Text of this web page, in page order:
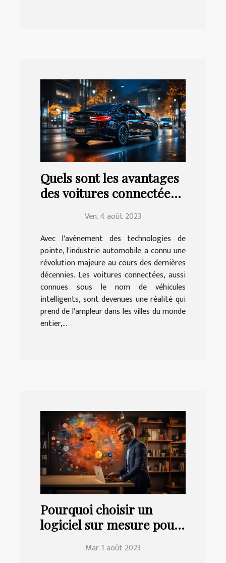
Quels sont les avantages
des voitures connectées
Ven. 4 août 2023
Avec l'avènement des technologies de
pointe, l'industrie automobile a connu une
révolution majeure au cours des dernières
décennies. Les voitures connectées, aussi
connues sous le nom de véhicules
intelligents, sont devenues une réalité qui
prend de l'ampleur dans les villes du monde
entier,...
Pourquoi choisir un
logiciel sur mesure pour
Mar. 1 août 2023